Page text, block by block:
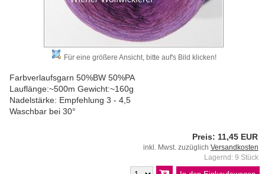
Für eine größere Ansicht, bitte auf's Bild klicken!
Farbverlaufsgarn 50%BW 50%PA
Lauflänge:~500m Gewicht:~160g
Nadelstärke: Empfehlung 3 - 4,5
Waschbar bei 30°
Preis: 11,45 EUR
inkl. Mwst. zuzüglich Versandkosten
Lagernd: 9 Stück